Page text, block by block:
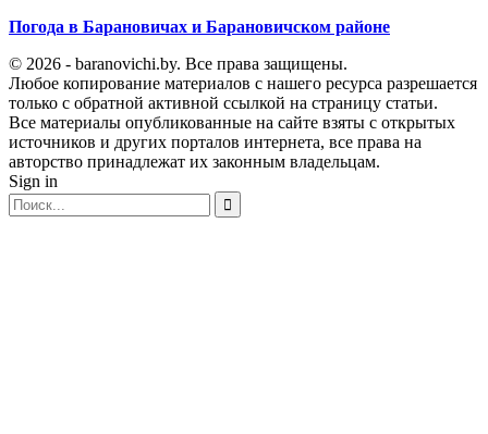
Погода в Барановичах и Барановичском районе
© 2026 - baranovichi.by. Все права защищены.
Любое копирование материалов с нашего ресурса разрешается
только с обратной активной ссылкой на страницу статьи.
Все материалы опубликованные на сайте взяты с открытых
источников и других порталов интернета, все права на
авторство принадлежат их законным владельцам.
Sign in